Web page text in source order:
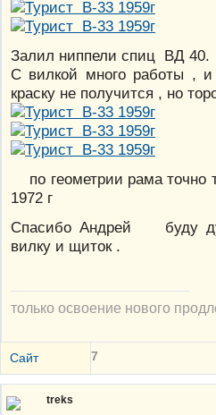
Залил ниппели спиц ВД 40.
С вилкой много работы ,
краску не получится , но
по геометрии рама точно
1972 г
Спасибо Андрей буду
вилку и щиток .
только освоение нового
Сайт 7
treks